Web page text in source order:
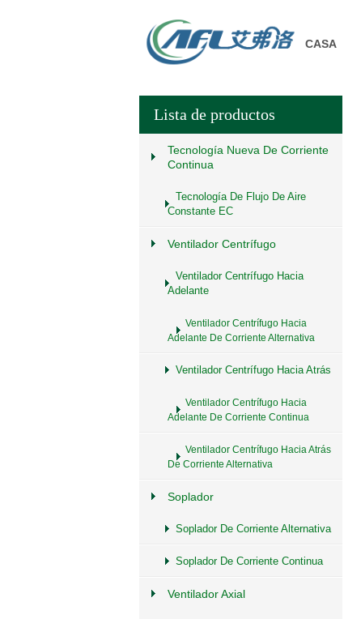
CASA
Lista de productos
Tecnología Nueva De Corriente
Continua
Tecnología De Flujo De Aire
Constante EC
Ventilador Centrífugo
Ventilador Centrífugo Hacia
Adelante
Ventilador Centrífugo Hacia
Adelante De Corriente Alternativa
Ventilador Centrífugo Hacia Atrás
Ventilador Centrífugo Hacia
Adelante De Corriente Continua
Ventilador Centrífugo Hacia Atrás
De Corriente Alternativa
Soplador
Soplador De Corriente Alternativa
Soplador De Corriente Continua
Ventilador Axial